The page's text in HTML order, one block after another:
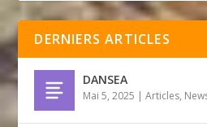
DERNIERS ARTICLES
DANSEA
Mai 5, 2025 |Articles,